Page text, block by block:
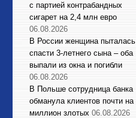
с партией контрабандных
сигарет на 2,4 млн евро
06.08.2026
В России женщина пыталась
спасти 3-летнего сына – оба
выпали из окна и погибли
06.08.2026
В Польше сотрудница банка
обманула клиентов почти на
миллион злотых 06.08.2026